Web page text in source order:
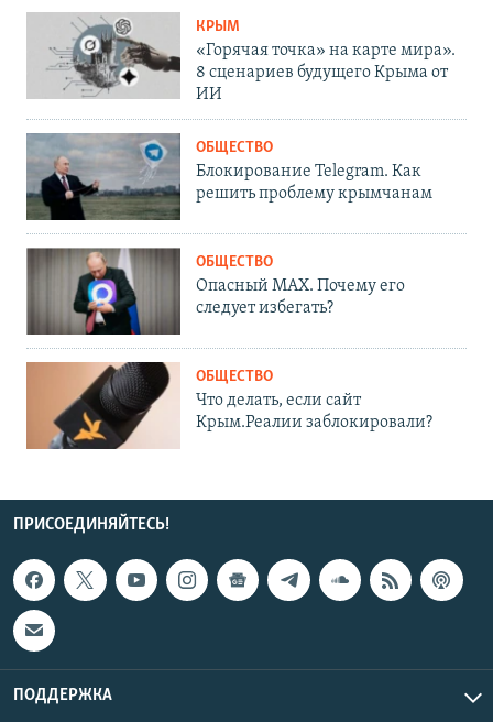
КРЫМ
«Горячая точка» на карте мира».
8 сценариев будущего Крыма от
ИИ
ОБЩЕСТВО
Блокирование Telegram. Как
решить проблему крымчанам
ОБЩЕСТВО
Опасный MAX. Почему его
следует избегать?
ОБЩЕСТВО
Что делать, если сайт
Крым.Реалии заблокировали?
ПРИСОЕДИНЯЙТЕСЬ!
ПОДДЕРЖКА